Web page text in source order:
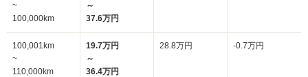
~
100,000km
～
37.6万円
100,001km
~
110,000km
19.7万円
～
36.4万円
28.8万円 -0.7万円